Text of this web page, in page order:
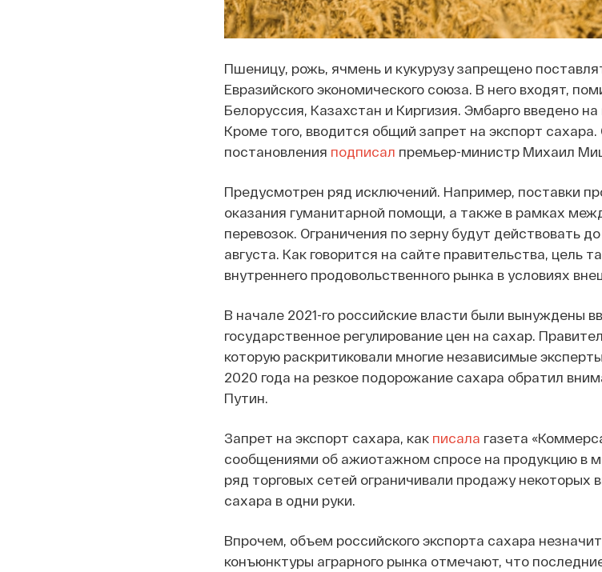
Пшеницу, рожь, ячмень и кукурузу запрещено
Евразийского экономического союза. В него входят,
Белоруссия, Казахстан и Киргизия. Эмбарго введено на
Кроме того, вводится общий запрет на экспорт
постановления подписал премьер-министр Михаил
Предусмотрен ряд исключений. Например, поставки
оказания гуманитарной помощи, а также в рамках
перевозок. Ограничения по зерну будут действовать
августа. Как говорится на сайте правительства, цель
внутреннего продовольственного рынка в условиях
В начале 2021-го российские власти были вынуждены
государственное регулирование цен на сахар.
которую раскритиковали многие независимые
2020 года на резкое подорожание сахара обратил
Путин.
Запрет на экспорт сахара, как писала газета
сообщениями об ажиотажном спросе на продукцию в
ряд торговых сетей ограничивали продажу некоторых
сахара в одни руки.
Впрочем, объем российского экспорта сахара
конъюнктуры аграрного рынка отмечают, что